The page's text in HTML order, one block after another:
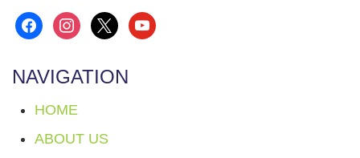
facebookinstagram
x youtube
NAVIGATION
HOME
ABOUT US